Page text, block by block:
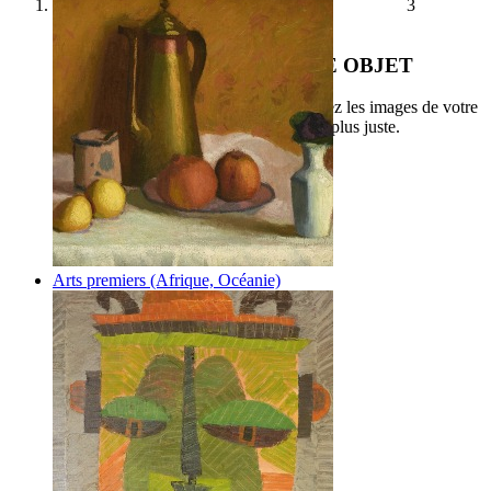
1 3
SOUMETTEZ VOTRE OBJET
Remplissez notre formulaire et soumettez les images de votre
objet pour une estimation la plus juste.
Arts premiers (Afrique, Océanie)